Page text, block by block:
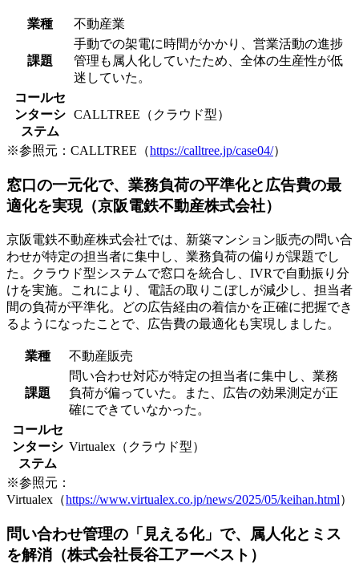
業種 不動産業
課題
手動での架電に時間がかかり、営業活動の進捗
管理も属人化していたため、全体の生産性が低
迷していた。
コールセ
ンターシ
ステム
CALLTREE（クラウド型）
※参照元：CALLTREE（https://calltree.jp/case04/）
窓口の一元化で、業務負荷の平準化と広告費の最
適化を実現（京阪電鉄不動産株式会社）
京阪電鉄不動産株式会社では、新築マンション販売の問い合
わせが特定の担当者に集中し、業務負荷の偏りが課題でし
た。クラウド型システムで窓口を統合し、IVRで自動振り分
けを実施。これにより、電話の取りこぼしが減少し、担当者
間の負荷が平準化。どの広告経由の着信かを正確に把握でき
るようになったことで、広告費の最適化も実現しました。
業種 不動産販売
課題
問い合わせ対応が特定の担当者に集中し、業務
負荷が偏っていた。また、広告の効果測定が正
確にできていなかった。
コールセ
ンターシ
ステム
Virtualex（クラウド型）
※参照元：
Virtualex（https://www.virtualex.co.jp/news/2025/05/keihan.html）
問い合わせ管理の「見える化」で、属人化とミス
を解消（株式会社長谷工アーベスト）